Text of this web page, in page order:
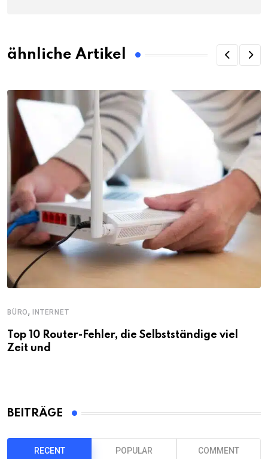
ähnliche Artikel
BÜRO, INTERNET
Top 10 Router-Fehler, die Selbstständige viel
Zeit und
BEITRÄGE
RECENT POPULAR COMMENT